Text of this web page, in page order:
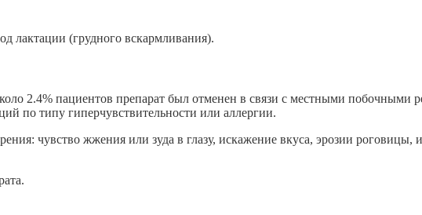
лактации (грудного вскармливания).
2.4% пациентов препарат был отменен в связи с местными побочными
по типу гиперчувствительности или аллергии.
чувство жжения или зуда в глазу, искажение вкуса, эрозии роговицы,